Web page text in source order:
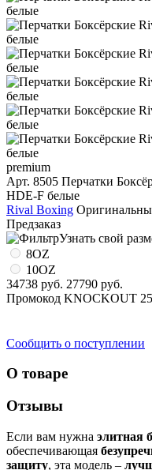
premium
Арт. 8505 Перчатки
HDE-F белые
Rival Boxing
Предзаказ
Узнать свой
8OZ
10OZ
34738 руб. 27790 руб.
Промокод KNOCKOUT
Сообщить о поступлении
О товаре
Отзывы
Если вам нужна элитная
обеспечивающая
защиту, эта модель –